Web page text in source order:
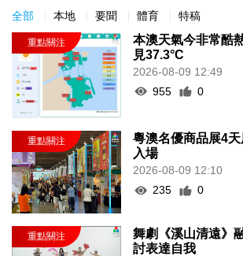
全部 本地 要聞 體育 特稿
本澳天氣今非常酷
見37.3°C
2026-08-09 12:49
955
0
粵澳名優商品展4
入場
2026-08-09 12:10
235
0
舞劇《溪山清遠》
討表達自我